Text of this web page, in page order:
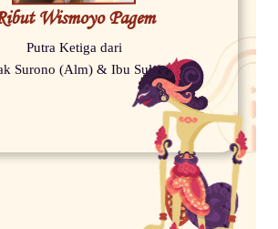
Wismoyo Pagem
Putra Ketiga dari
Surono (Alm) & Ibu Sulami